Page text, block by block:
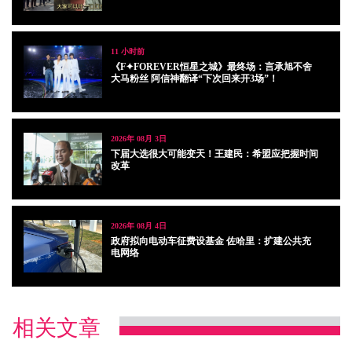
11 小时前
《F✦FOREVER恒星之城》最终场：言承旭不舍
大马粉丝 阿信神翻译“下次回来开3场”！
2026年 08月 3日
下届大选很大可能变天！王建民：希盟应把握时间
改革
2026年 08月 4日
政府拟向电动车征费设基金 佐哈里：扩建公共充
电网络
相关文章